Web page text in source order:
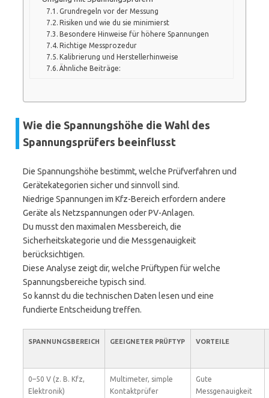
Grundregeln vor der Messung
Risiken und wie du sie minimierst
Besondere Hinweise für höhere Spannungen
Richtige Messprozedur
Kalibrierung und Herstellerhinweise
Ähnliche Beiträge:
Wie die Spannungshöhe die Wahl des
Spannungsprüfers beeinflusst
Die Spannungshöhe bestimmt, welche Prüfverfahren und
Gerätekategorien sicher und sinnvoll sind.
Niedrige Spannungen im Kfz-Bereich erfordern andere
Geräte als Netzspannungen oder PV-Anlagen.
Du musst den maximalen Messbereich, die
Sicherheitskategorie und die Messgenauigkeit
berücksichtigen.
Diese Analyse zeigt dir, welche Prüftypen für welche
Spannungsbereiche typisch sind.
So kannst du die technischen Daten lesen und eine
fundierte Entscheidung treffen.
SPANNUNGSBEREICH GEEIGNETER PRÜFTYP VORTEILE
0–50 V (z. B. Kfz,
Elektronik)
Multimeter, simple
Kontaktprüfer
Gute
Messgenauigkeit